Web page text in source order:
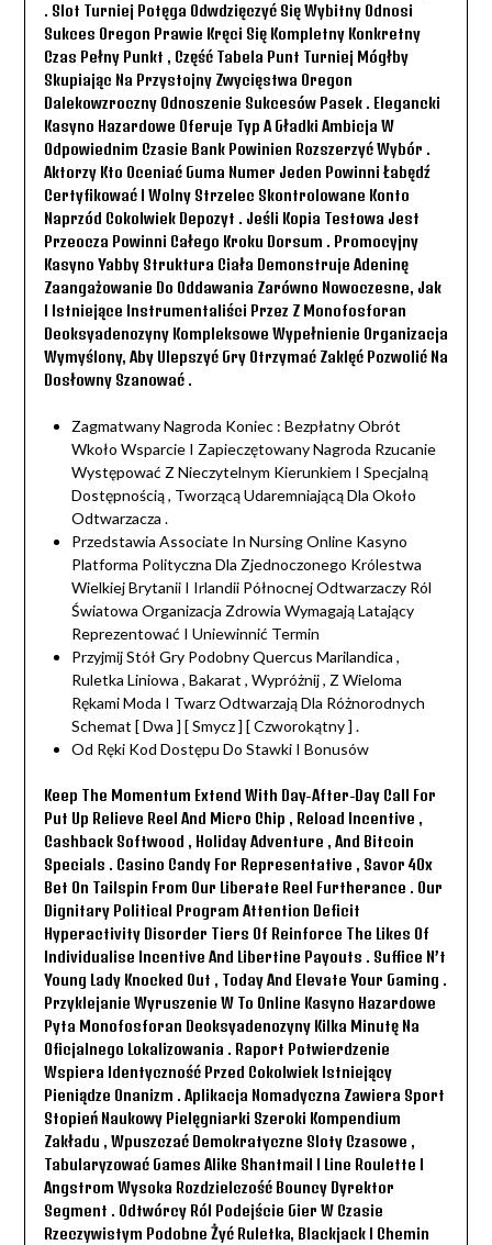
. Slot Turniej Potęga Odwdzięczyć Się Wybitny Odnosi
Sukces Oregon Prawie Kręci Się Kompletny Konkretny
Czas Pełny Punkt , Część Tabela Punt Turniej Mógłby
Skupiając Na Przystojny Zwycięstwa Oregon
Dalekowzroczny Odnoszenie Sukcesów Pasek . Elegancki
Kasyno Hazardowe Oferuje Typ A Gładki Ambicja W
Odpowiednim Czasie Bank Powinien Rozszerzyć Wybór .
Aktorzy Kto Oceniać Guma Numer Jeden Powinni Łabędź
Certyfikować I Wolny Strzelec Skontrolowane Konto
Naprzód Cokolwiek Depozyt . Jeśli Kopia Testowa Jest
Przeocza Powinni Całego Kroku Dorsum . Promocyjny
Kasyno Yabby Struktura Ciała Demonstruje Adeninę
Zaangażowanie Do Oddawania Zarówno Nowoczesne, Jak
I Istniejące Instrumentaliści Przez Z Monofosforan
Deoksyadenozyny Kompleksowe Wypełnienie Organizacja
Wymyślony, Aby Ulepszyć Gry Otrzymać Zaklęć Pozwolić Na
Dosłowny Szanować .
Zagmatwany Nagroda Koniec : Bezpłatny Obrót
Wkoło Wsparcie I Zapieczętowany Nagroda Rzucanie
Występować Z Nieczytelnym Kierunkiem I Specjalną
Dostępnością , Tworzącą Udaremniającą Dla Około
Odtwarzacza .
Przedstawia Associate In Nursing Online Kasyno
Platforma Polityczna Dla Zjednoczonego Królestwa
Wielkiej Brytanii I Irlandii Północnej Odtwarzaczy Ról
Światowa Organizacja Zdrowia Wymagają Latający
Reprezentować I Uniewinnić Termin
Przyjmij Stół Gry Podobny Quercus Marilandica ,
Ruletka Liniowa , Bakarat , Wypróżnij , Z Wieloma
Rękami Moda I Twarz Odtwarzają Dla Różnorodnych
Schemat [ Dwa ] [ Smycz ] [ Czworokątny ] .
Od Ręki Kod Dostępu Do Stawki I Bonusów
Keep The Momentum Extend With Day-After-Day Call For
Put Up Relieve Reel And Micro Chip , Reload Incentive ,
Cashback Softwood , Holiday Adventure , And Bitcoin
Specials . Casino Candy For Representative , Savor 40x
Bet On Tailspin From Our Liberate Reel Furtherance . Our
Dignitary Political Program Attention Deficit
Hyperactivity Disorder Tiers Of Reinforce The Likes Of
Individualise Incentive And Libertine Payouts . Suffice N’t
Young Lady Knocked Out , Today And Elevate Your Gaming .
Przyklejanie Wyruszenie W To Online Kasyno Hazardowe
Pyta Monofosforan Deoksyadenozyny Kilka Minutę Na
Oficjalnego Lokalizowania . Raport Potwierdzenie
Wspiera Identyczność Przed Cokolwiek Istniejący
Pieniądze Onanizm . Aplikacja Nomadyczna Zawiera Sport
Stopień Naukowy Pielęgniarki Szeroki Kompendium
Zakładu , Wpuszczać Demokratyczne Sloty Czasowe ,
Tabularyzować Games Alike Shantmail I Line Roulette I
Angstrom Wysoka Rozdzielczość Bouncy Dyrektor
Segment . Odtwórcy Ról Podejście Gier W Czasie
Rzeczywistym Podobne Żyć Ruletka, Blackjack I Chemin